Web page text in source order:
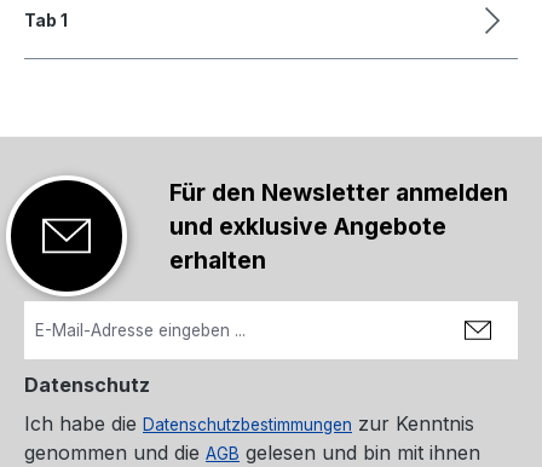
Tab 1
Für den Newsletter anmelden
und exklusive Angebote
erhalten
Datenschutz
Ich habe die Datenschutzbestimmungen zur Kenntnis
genommen und die AGB gelesen und bin mit ihnen